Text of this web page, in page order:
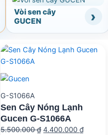
Vòi sen cây
GUCEN
G-S1066A
Sen Cây Nóng Lạnh
Gucen G-S1066A
5.500.000₫Giá
4.400.000₫Giá